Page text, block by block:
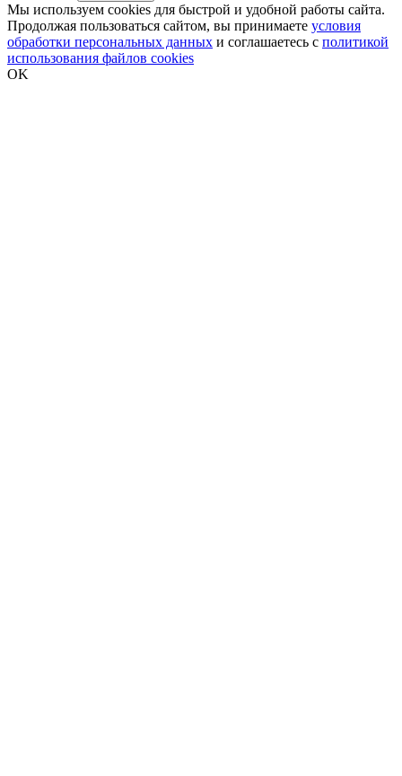
Мы используем cookies для быстрой и удобной работы сайта.
Продолжая пользоваться сайтом, вы принимаете условия
обработки персональных данных и соглашаетесь с политикой
использования файлов cookies
OK